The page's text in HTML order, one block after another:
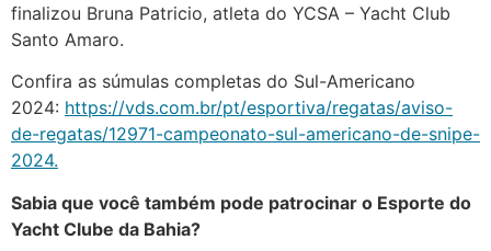
finalizou Bruna Patricio, atleta do YCSA – Yacht Club
Santo Amaro.
Confira as súmulas completas do Sul-Americano
2024: https://vds.com.br/pt/esportiva/regatas/aviso-
de-regatas/12971-campeonato-sul-americano-de-snipe-
2024.
Sabia que você também pode patrocinar o Esporte do
Yacht Clube da Bahia?